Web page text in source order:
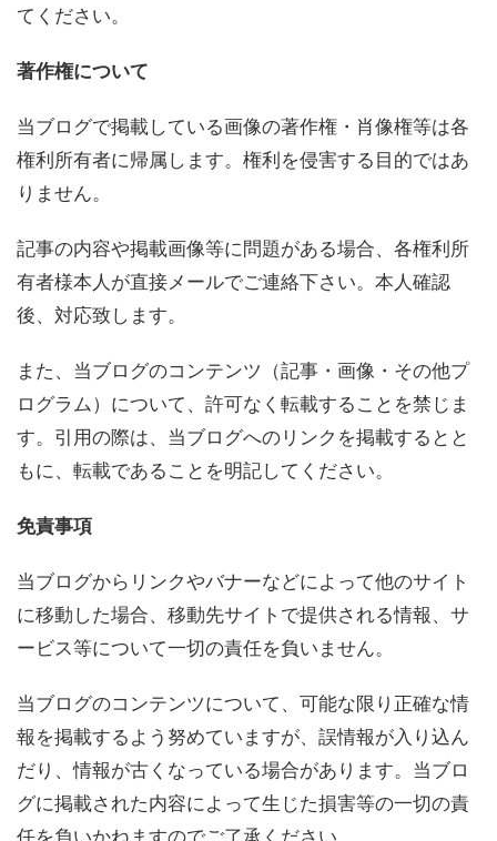
てください。
著作権について
当ブログで掲載している画像の著作権・肖像権等は各
権利所有者に帰属します。権利を侵害する目的ではあ
りません。
記事の内容や掲載画像等に問題がある場合、各権利所
有者様本人が直接メールでご連絡下さい。本人確認
後、対応致します。
また、当ブログのコンテンツ（記事・画像・その他プ
ログラム）について、許可なく転載することを禁じま
す。引用の際は、当ブログへのリンクを掲載するとと
もに、転載であることを明記してください。
免責事項
当ブログからリンクやバナーなどによって他のサイト
に移動した場合、移動先サイトで提供される情報、サ
ービス等について一切の責任を負いません。
当ブログのコンテンツについて、可能な限り正確な情
報を掲載するよう努めていますが、誤情報が入り込ん
だり、情報が古くなっている場合があります。当ブロ
グに掲載された内容によって生じた損害等の一切の責
任を負いかねますのでご了承ください。